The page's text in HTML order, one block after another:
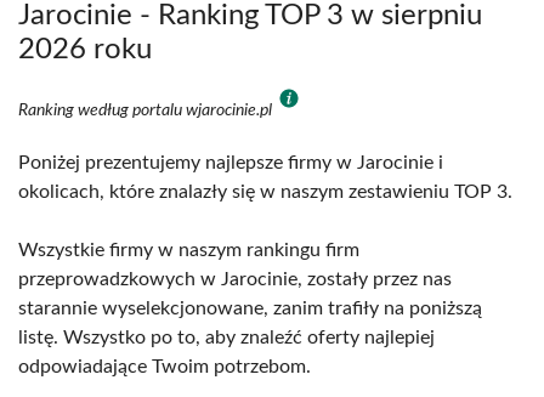
Jarocinie - Ranking TOP 3 w sierpniu
2026 roku
Ranking według portalu wjarocinie.pl
Poniżej prezentujemy najlepsze firmy w Jarocinie i
okolicach, które znalazły się w naszym zestawieniu TOP 3.
Wszystkie firmy w naszym rankingu firm
przeprowadzkowych w Jarocinie, zostały przez nas
starannie wyselekcjonowane, zanim trafiły na poniższą
listę. Wszystko po to, aby znaleźć oferty najlepiej
odpowiadające Twoim potrzebom.